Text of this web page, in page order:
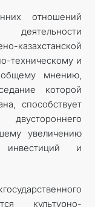
отношений
казахстанской
техническому и
общему мнению,
которой
способствует
увеличению
инвестиций и
культурно-